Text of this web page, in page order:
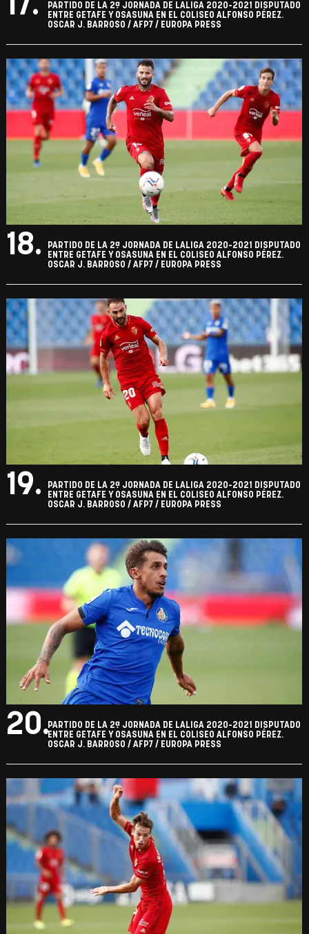
PARTIDO DE LA 2ª JORNADA DE LALIGA 2020-2021 DISPUTADO
ENTRE GETAFE Y OSASUNA EN EL COLISEO ALFONSO PÉREZ.
OSCAR J. BARROSO / AFP7 / EUROPA PRESS
18.
PARTIDO DE LA 2ª JORNADA DE LALIGA 2020-2021 DISPUTADO
ENTRE GETAFE Y OSASUNA EN EL COLISEO ALFONSO PÉREZ.
OSCAR J. BARROSO / AFP7 / EUROPA PRESS
19.
PARTIDO DE LA 2ª JORNADA DE LALIGA 2020-2021 DISPUTADO
ENTRE GETAFE Y OSASUNA EN EL COLISEO ALFONSO PÉREZ.
OSCAR J. BARROSO / AFP7 / EUROPA PRESS
20.PARTIDO DE LA 2ª JORNADA DE LALIGA 2020-2021 DISPUTADO
ENTRE GETAFE Y OSASUNA EN EL COLISEO ALFONSO PÉREZ.
OSCAR J. BARROSO / AFP7 / EUROPA PRESS